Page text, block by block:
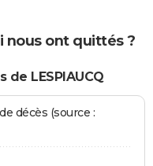
nous ont quittés ?
LESPIAUCQ
décès (source :